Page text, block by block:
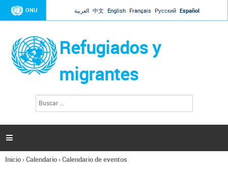
Jump to navigation
ONU العربية 中文 English Français Русский Español
Refugiados y
migrantes
l
s

Se
Inicio›Calendario›Calendario de eventos